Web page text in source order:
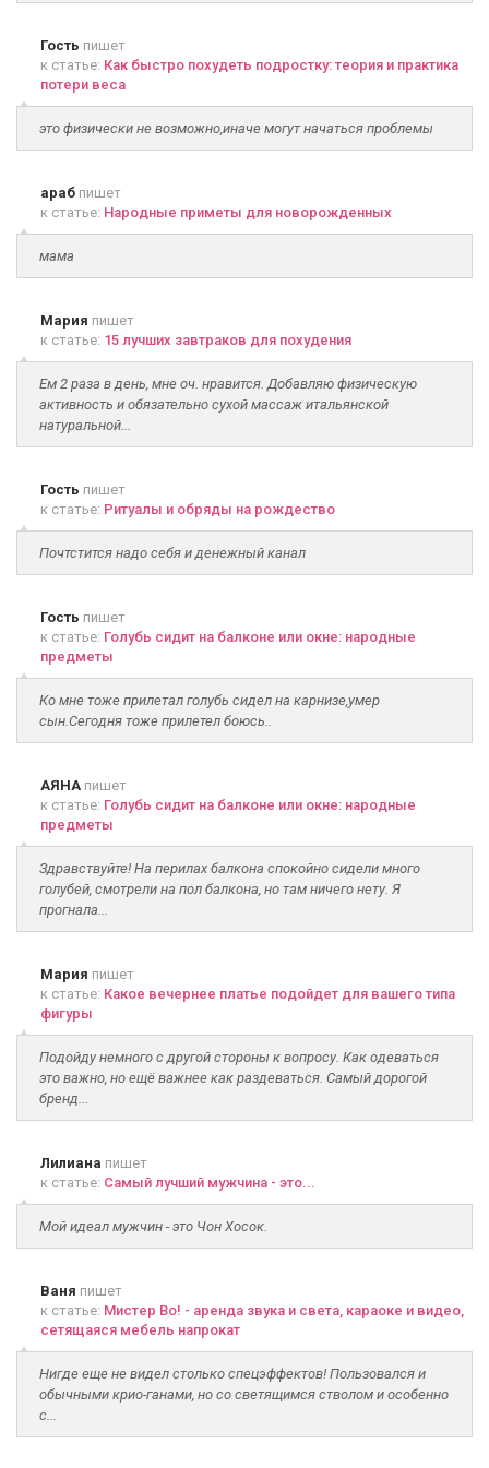
Гость пишет
к статье: Как быстро похудеть подростку: теория и практика
потери веса
это физически не возможно,иначе могут начаться проблемы
араб пишет
к статье: Народные приметы для новорожденных
мама
Мария пишет
к статье: 15 лучших завтраков для похудения
Ем 2 раза в день, мне оч. нравится. Добавляю физическую
активность и обязательно сухой массаж итальянской
натуральной...
Гость пишет
к статье: Ритуалы и обряды на рождество
Почтстится надо себя и денежный канал
Гость пишет
к статье: Голубь сидит на балконе или окне: народные
предметы
Ко мне тоже прилетал голубь сидел на карнизе,умер
сын.Сегодня тоже прилетел боюсь..
АЯНА пишет
к статье: Голубь сидит на балконе или окне: народные
предметы
Здравствуйте! На перилах балкона спокойно сидели много
голубей, смотрели на пол балкона, но там ничего нету. Я
прогнала...
Мария пишет
к статье: Какое вечернее платье подойдет для вашего типа
фигуры
Подойду немного с другой стороны к вопросу. Как одеваться
это важно, но ещё важнее как раздеваться. Самый дорогой
бренд...
Лилиана пишет
к статье: Самый лучший мужчина - это...
Мой идеал мужчин - это Чон Хосок.
Ваня пишет
к статье: Мистер Во! - аренда звука и света, караоке и видео,
сетящаяся мебель напрокат
Нигде еще не видел столько спецэффектов! Пользовался и
обычными крио-ганами, но со светящимся стволом и особенно
с...